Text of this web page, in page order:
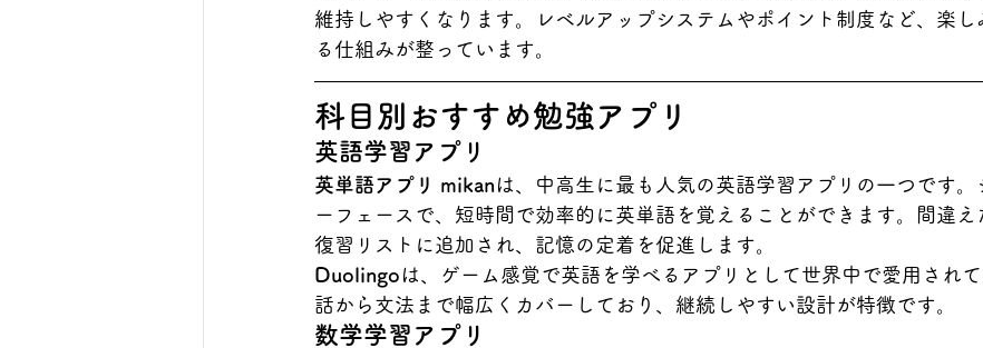
維持しやすくなります。レベルアップシステムやポイント制度など、楽し
る仕組みが整っています。
科目別おすすめ勉強アプリ
英語学習アプリ
英単語アプリ mikanは、中高生に最も人気の英語学習アプリの一つです。
ーフェースで、短時間で効率的に英単語を覚えることができます。間違え
復習リストに追加され、記憶の定着を促進します。
Duolingo は、ゲーム感覚で英語を学べるアプリとして世界中で愛用され
話から文法まで幅広くカバーしており、継続しやすい設計が特徴です。
数学学習アプリ